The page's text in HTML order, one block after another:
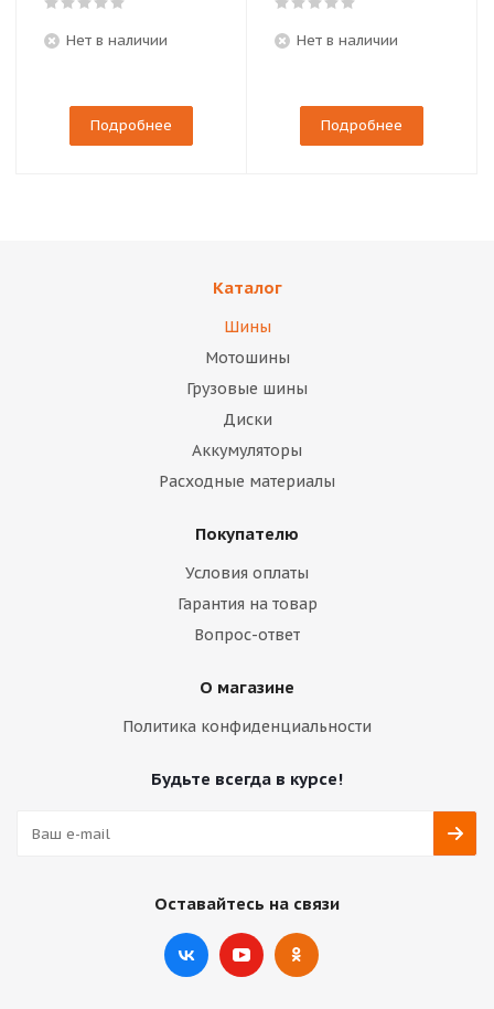
Нет в наличии
Подробнее
Нет в наличии
Подробнее
Каталог
Шины
Мотошины
Грузовые шины
Диски
Аккумуляторы
Расходные материалы
Покупателю
Условия оплаты
Гарантия на товар
Вопрос-ответ
О магазине
Политика конфиденциальности
Будьте всегда в курсе!
Оставайтесь на связи